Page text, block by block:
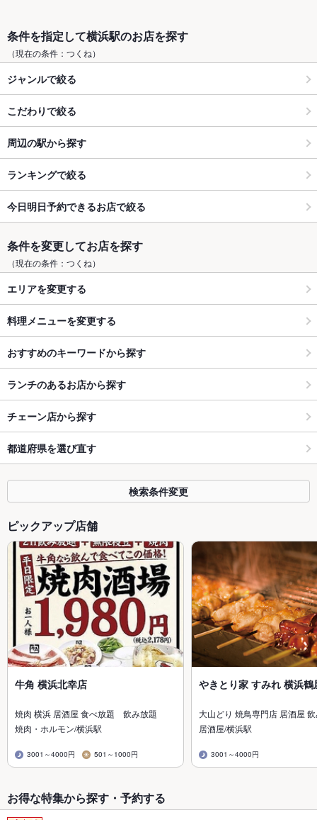
条件を指定して横浜駅のお店を探す
（現在の条件：つくね）
ジャンルで絞る
こだわりで絞る
周辺の駅から探す
ランキングで絞る
今日明日予約できるお店で絞る
条件を変更してお店を探す
（現在の条件：つくね）
エリアを変更する
料理メニューを変更する
おすすめのキーワードから探す
ランチのあるお店から探す
チェーン店から探す
都道府県を選び直す
検索条件変更
ピックアップ店舗
牛角 横浜北幸店
焼肉 横浜 居酒屋 食べ放題 飲み放題
焼肉・ホルモン/横浜駅
3001～4000円 501～1000円
やきとり家 すみれ 横浜鶴
大山どり 焼鳥専門店 居酒屋
居酒屋/横浜駅
3001～4000円
お得な特集から探す・予約する